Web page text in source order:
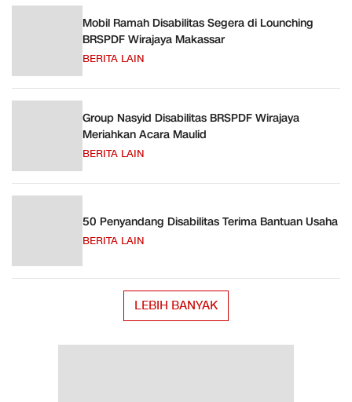
Mobil Ramah Disabilitas Segera di Lounching
BRSPDF Wirajaya Makassar
BERITA LAIN
Group Nasyid Disabilitas BRSPDF Wirajaya
Meriahkan Acara Maulid
BERITA LAIN
50 Penyandang Disabilitas Terima Bantuan Usaha
BERITA LAIN
LEBIH BANYAK